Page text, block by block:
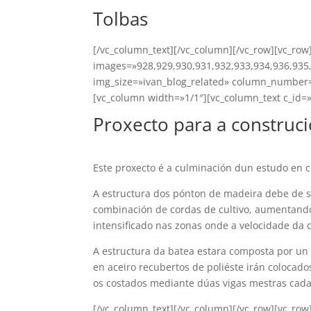
Tolbas
[/vc_column_text][/vc_column][/
img_size=»ivan_blog_related»
[vc_column width=»1/1″][vc_column_text
Proxecto para a
Este proxecto é a culminación dun estudo en
A estructura dos pónton de madeira debe de
combinación de cordas de cultivo,
intensificado nas zonas onde a velocidade da
A estructura da batea estara composta por
en aceiro recubertos de poliéste irán
os costados mediante dúas vigas mestras